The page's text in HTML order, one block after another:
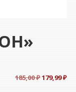
185,00₽179,99₽